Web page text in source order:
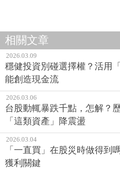
相關文章
2026.03.09
穩健投資別碰選擇權？活用
能創造現金流
2026.03.06
台股動輒暴跌千點，怎解？
「這類資產」降震盪
2026.03.04
「一直買」在股災時做得到
獲利關鍵